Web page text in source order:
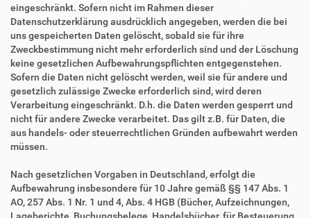
eingeschränkt. Sofern nicht im Rahmen dieser
Datenschutzerklärung ausdrücklich angegeben, werden die bei
uns gespeicherten Daten gelöscht, sobald sie für ihre
Zweckbestimmung nicht mehr erforderlich sind und der Löschung
keine gesetzlichen Aufbewahrungspflichten entgegenstehen.
Sofern die Daten nicht gelöscht werden, weil sie für andere und
gesetzlich zulässige Zwecke erforderlich sind, wird deren
Verarbeitung eingeschränkt. D.h. die Daten werden gesperrt und
nicht für andere Zwecke verarbeitet. Das gilt z.B. für Daten, die
aus handels- oder steuerrechtlichen Gründen aufbewahrt werden
müssen.
Nach gesetzlichen Vorgaben in Deutschland, erfolgt die
Aufbewahrung insbesondere für 10 Jahre gemäß §§ 147 Abs. 1
AO, 257 Abs. 1 Nr. 1 und 4, Abs. 4 HGB (Bücher, Aufzeichnungen,